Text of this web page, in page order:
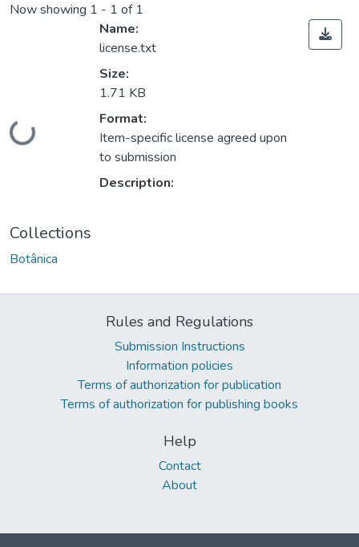
Now showing 1 - 1 of 1
Name:
license.txt
Size:
1.71 KB
Format:
Item-specific license agreed upon
to submission
Description:
Collections
Botânica
Rules and Regulations
Submission Instructions
Information policies
Terms of authorization for publication
Terms of authorization for publishing books
Help
Contact
About